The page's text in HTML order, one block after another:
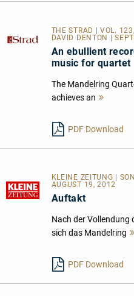
THE STRAD | VOL.
DAVID DENTON |
An ebullient
music for quartet
The Mandelring
achieves an
PDF Download
KLEINE ZEITUNG |
AUGUST 19, 2012
Auftakt
Nach der Vollendung
sich das Mandelring
PDF Download